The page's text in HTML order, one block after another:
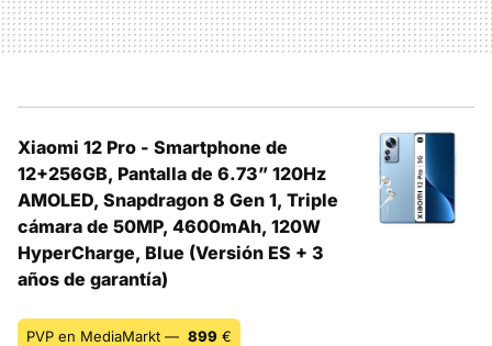
Xiaomi 12 Pro - Smartphone de
12+256GB, Pantalla de 6.73” 120Hz
AMOLED, Snapdragon 8 Gen 1, Triple
cámara de 50MP, 4600mAh, 120W
HyperCharge, Blue (Versión ES + 3
años de garantía)
PVP en MediaMarkt — 899 €